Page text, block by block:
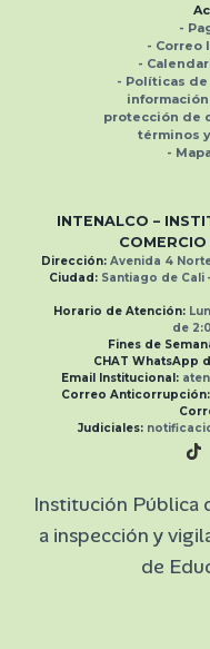
-
- Correo
-
- Políticas
protección de
términos
-
INTENALCO –
Dirección:Avenida 4
Ciudad: Santiago de Cali
Horario de Atención:
de
Fines de
CHAT WhatsApp
Email Institucional:
Correo Anticorrupción:
Judiciales:
Institución Pública
a inspección y
de